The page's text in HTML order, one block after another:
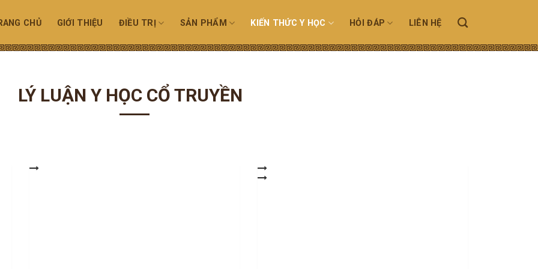
CHỦ GIỚI THIỆU ĐIỀU TRỊ SẢN PHẨM KIẾN THỨC Y HỌC HỎI ĐÁP LIÊN HỆ
LÝ LUẬN Y HỌC CỔ TRUYỀN